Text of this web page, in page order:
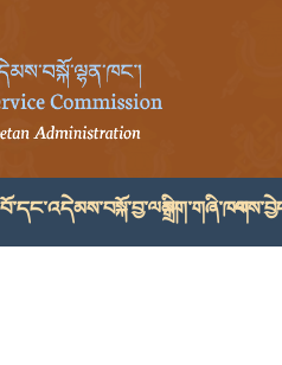
སྒྲིག་གཞི་ཁག